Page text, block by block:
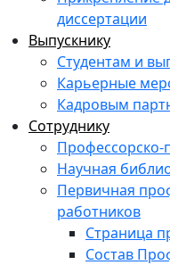
диссертации
Выпускнику
Студентам и
Карьерные
Кадровым
Сотруднику
Профессорско-
Научная
Первичная
работников
Страница
Состав